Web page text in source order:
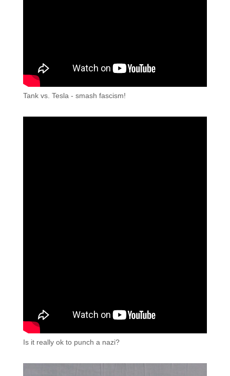
Tank vs. Tesla - smash fascism!
Is it really ok to punch a nazi?